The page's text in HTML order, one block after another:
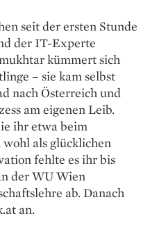
seit der ersten Stunde
der IT-Experte
kümmert sich
– sie kam selbst
nach Österreich und
am eigenen Leib.
ihr etwa beim
wohl als glücklichen
fehlte es ihr bis
der WU Wien
ab. Danach
an.